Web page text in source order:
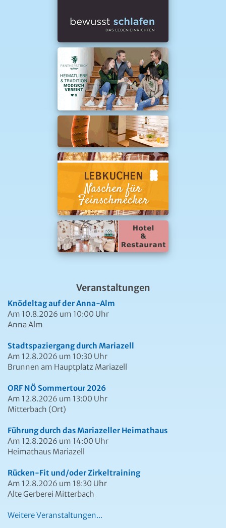
Veranstaltungen
Knödeltag auf der Anna-Alm
Am 10.8.2026 um 10:00 Uhr
Anna Alm
Stadtspaziergang durch Mariazell
Am 12.8.2026 um 10:30 Uhr
Brunnen am Hauptplatz Mariazell
ORF NÖ Sommertour 2026
Am 12.8.2026 um 13:00 Uhr
Mitterbach (Ort)
Führung durch das Mariazeller Heimathaus
Am 12.8.2026 um 14:00 Uhr
Heimathaus Mariazell
Rücken-Fit und/oder Zirkeltraining
Am 12.8.2026 um 18:30 Uhr
Alte Gerberei Mitterbach
Weitere Veranstaltungen...